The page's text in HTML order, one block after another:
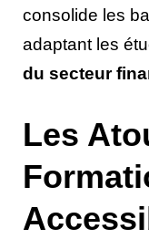
consolide les
adaptant les
du secteur
Les